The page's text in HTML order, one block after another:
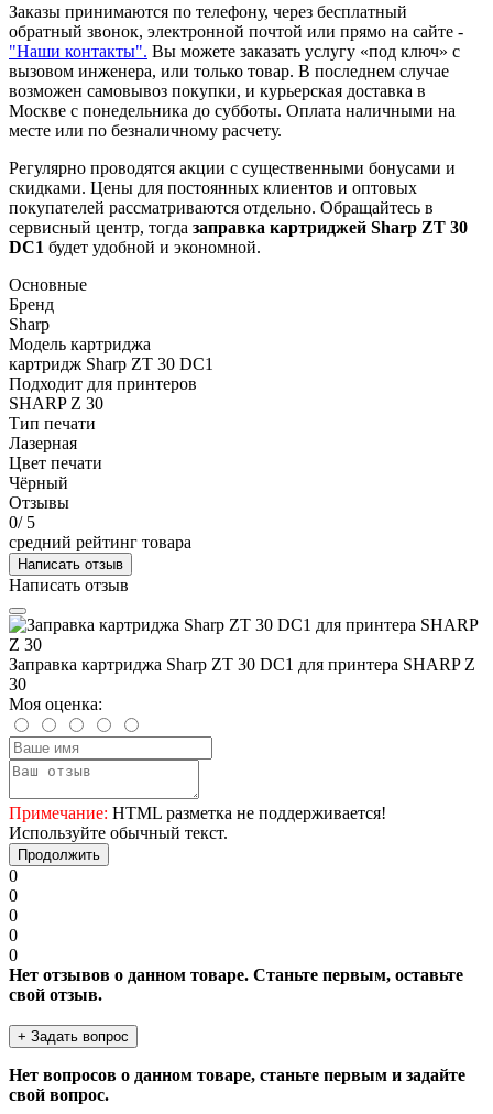
Заказы принимаются по телефону, через бесплатный
обратный звонок, электронной почтой или прямо на сайте -
"Наши контакты". Вы можете заказать услугу «под ключ» с
вызовом инженера, или только товар. В последнем случае
возможен самовывоз покупки, и курьерская доставка в
Москве с понедельника до субботы. Оплата наличными на
месте или по безналичному расчету.
Регулярно проводятся акции с существенными бонусами и
скидками. Цены для постоянных клиентов и оптовых
покупателей рассматриваются отдельно. Обращайтесь в
сервисный центр, тогда заправка картриджей Sharp ZT 30
DC1 будет удобной и экономной.
Основные
Бренд
Sharp
Модель картриджа
картридж Sharp ZT 30 DC1
Подходит для принтеров
SHARP Z 30
Тип печати
Лазерная
Цвет печати
Чёрный
Отзывы
0/ 5
средний рейтинг товара
Написать отзыв
Написать отзыв
Заправка картриджа Sharp ZT 30 DC1 для принтера SHARP Z
30
Моя оценка:
Примечание: HTML разметка не поддерживается!
Используйте обычный текст.
Продолжить
0
0
0
0
0
Нет отзывов о данном товаре. Станьте первым, оставьте
свой отзыв.
+ Задать вопрос
Нет вопросов о данном товаре, станьте первым и задайте
свой вопрос.